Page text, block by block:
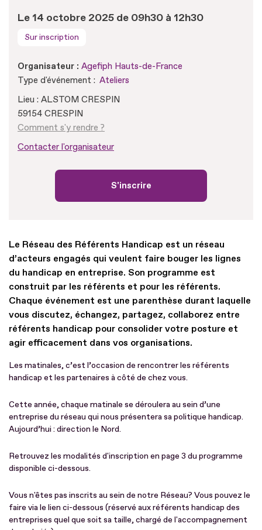
Le 14 octobre 2025 de 09h30 à 12h30
Sur inscription
Organisateur : Agefiph Hauts-de-France
Type d'événement : Ateliers
Lieu : ALSTOM CRESPIN
59154 CRESPIN
Comment s'y rendre ?
Contacter l'organisateur
S'inscrire
Le Réseau des Référents Handicap est un réseau
d’acteurs engagés qui veulent faire bouger les lignes
du handicap en entreprise. Son programme est
construit par les référents et pour les référents.
Chaque événement est une parenthèse durant laquelle
vous discutez, échangez, partagez, collaborez entre
référents handicap pour consolider votre posture et
agir efficacement dans vos organisations.
Les matinales, c’est l’occasion de rencontrer les référents
handicap et les partenaires à côté de chez vous.
Cette année, chaque matinale se déroulera au sein d’une
entreprise du réseau qui nous présentera sa politique handicap.
Aujourd’hui : direction le Nord.
Retrouvez les modalités d'inscription en page 3 du programme
disponible ci-dessous.
Vous n'êtes pas inscrits au sein de notre Réseau? Vous pouvez le
faire via le lien ci-dessous (réservé aux référents handicap des
entreprises quel que soit sa taille, chargé de l'accompagnement